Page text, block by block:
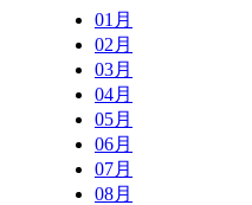
01月
02月
03月
04月
05月
06月
07月
08月